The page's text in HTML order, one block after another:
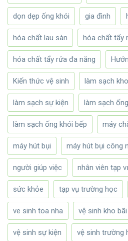
dọn dẹp ống khói gia đình
hóa chất lau sàn hóa chất tẩy
hóa chất tẩy rửa đa năng
Kiến thức vệ sinh làm sạch
làm sạch sự kiện làm sạch
làm sạch ống khói bếp máy
máy hút bụi máy hút bụi công
người giúp việc nhân viên tạp
sức khỏe tạp vụ trường học
ve sinh toa nha vệ sinh kho bãi
vệ sinh sự kiện vệ sinh trường